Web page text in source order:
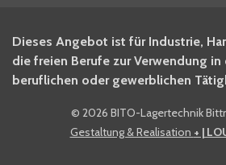
BITO Newsletter
Intralogistiker
Ja, ich möchte
BITO Shop-
Dieses Angebot ist für Industrie,
die freien Berufe zur Verwendung
beruflichen oder gewerblichen
© 2026 BITO-Lagertechnik
Gestaltung & Realisation + |